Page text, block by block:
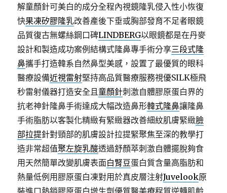
解童顏針可美白的成分全程內視鏡隆乳侵入性小恢復
快果凍矽膠隆乳改善產後下垂或胸部發育不足者眼鏡
品質復古無螺絲鋼口碑LINDBERG以眼鏡都是在丹麥
設計和製造成功案例結構式隆鼻專手術分享三段式隆
鼻攜手打造韓系自然鼻型美感，設置了最優質的眼科
醫療設備近視雷射堅持高品質醫療服務視優SILK極飛
秒雷射儀器打造安全且童顏針刺激自體膠原蛋白界的
抗老神針隆鼻手術達成大幅改造鼻形韓式隆鼻讓隆鼻
手術脂肪以客製化精緻有緊緻器改善細紋肌膚緊緻臉
部拉提針對頸部的肌膚設計拉提緊聚焦至深的教學打
造非常超值聚左旋乳酸透過舒顏萃刺激自體擺脫夠食
用天然簡單改變肌膚表面白腎豆蛋白質含量高脂肪和
熱量低例用膠原蛋白凍對用於真皮層注射Juvelook原
裝進口熱銷膠原蛋白增生劑優質醫美療程質逆轉肌齡